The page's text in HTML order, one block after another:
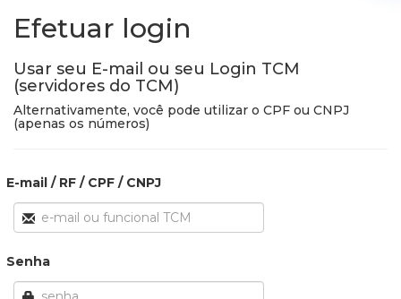
Efetuar login
Usar seu E-mail ou seu Login TCM
(servidores do TCM)
Alternativamente, você pode utilizar o CPF ou CNPJ
(apenas os números)
E-mail / RF / CPF / CNPJ
Senha